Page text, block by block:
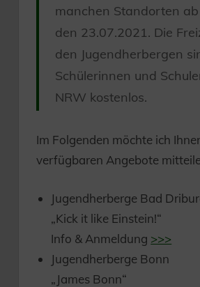
manchen Standorten
den 23.07.2021. Die
den Jugendherbergen
Schülerinnen und
NRW kostenlos.
Im Folgenden möchte ich
verfügbaren Angebote
Jugendherberge Bad
„Kick it like Einstein!“
Info & Anmeldung >>>
Jugendherberge Bonn
„James Bonn“